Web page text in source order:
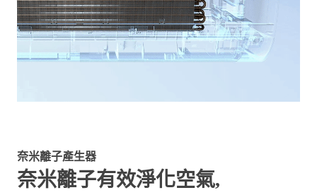
奈米離子產生器
奈米離子有效淨化空氣,